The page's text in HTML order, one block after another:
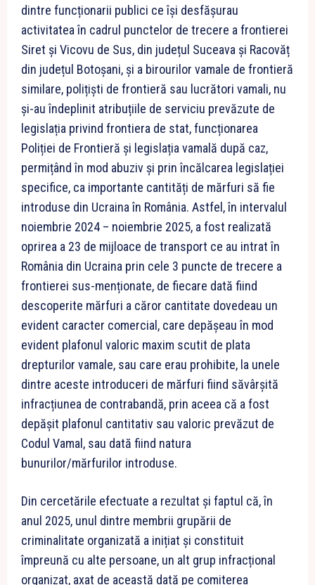
dintre funcționarii publici ce își desfășurau
activitatea în cadrul punctelor de trecere a frontierei
Siret și Vicovu de Sus, din județul Suceava și Racovăț
din județul Botoșani, și a birourilor vamale de frontieră
similare, polițiști de frontieră sau lucrători vamali, nu
și-au îndeplinit atribuțiile de serviciu prevăzute de
legislația privind frontiera de stat, funcționarea
Poliției de Frontieră și legislația vamală după caz,
permițând în mod abuziv și prin încălcarea legislației
specifice, ca importante cantități de mărfuri să fie
introduse din Ucraina în România. Astfel, în intervalul
noiembrie 2024 – noiembrie 2025, a fost realizată
oprirea a 23 de mijloace de transport ce au intrat în
România din Ucraina prin cele 3 puncte de trecere a
frontierei sus-menționate, de fiecare dată fiind
descoperite mărfuri a căror cantitate dovedeau un
evident caracter comercial, care depășeau în mod
evident plafonul valoric maxim scutit de plata
drepturilor vamale, sau care erau prohibite, la unele
dintre aceste introduceri de mărfuri fiind săvârșită
infracțiunea de contrabandă, prin aceea că a fost
depășit plafonul cantitativ sau valoric prevăzut de
Codul Vamal, sau dată fiind natura
bunurilor/mărfurilor introduse.
Din cercetările efectuate a rezultat și faptul că, în
anul 2025, unul dintre membrii grupării de
criminalitate organizată a inițiat și constituit
împreună cu alte persoane, un alt grup infracțional
organizat, axat de această dată pe comiterea